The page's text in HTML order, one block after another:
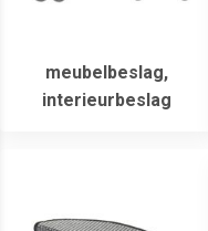
meubelbeslag,
interieurbeslag